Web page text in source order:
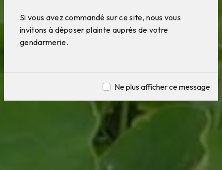
Si vous avez commandé sur ce site, nous vous
invitons à déposer plainte auprès de votre
gendarmerie.
Ne plus afficher ce message